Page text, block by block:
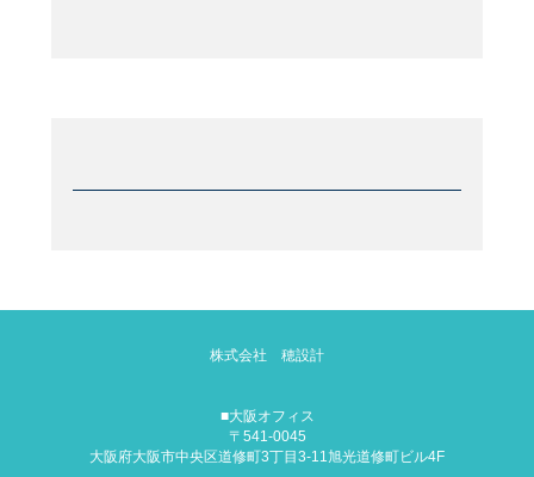
株式会社 穂設計
■大阪オフィス
〒541-0045
大阪府大阪市中央区道修町3丁目3-11旭光道修町ビル4F